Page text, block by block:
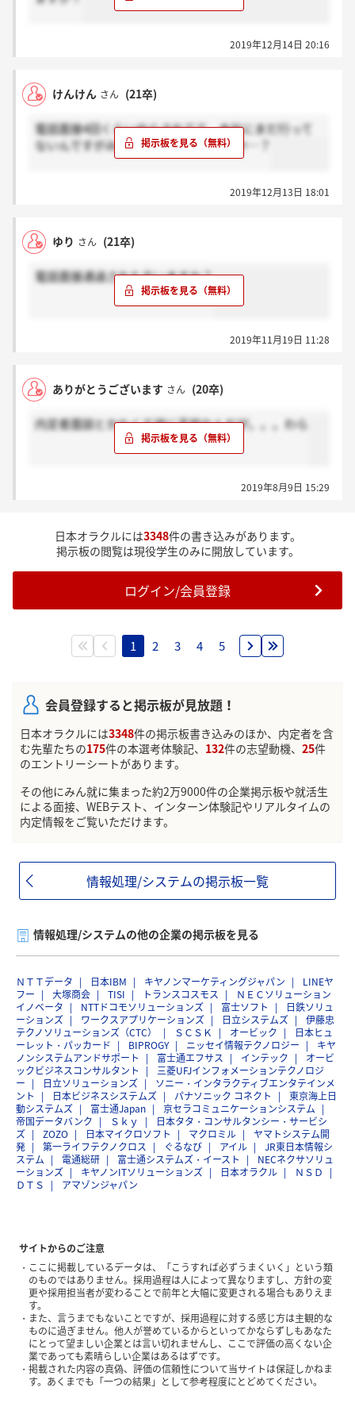
2019年12月14日 20:16
けんけん さん (21卒)
電話面接4回くらいやらされてて、本社にまだ行って
ないんですがみなさんそんなもんですか…？
2019年12月13日 18:01
ゆり さん (21卒)
電話面接通過された方いますか？
2019年11月19日 11:28
ありがとうございます さん (20卒)
内定者面談とかなくて逆に不安なんだが。。。わら
2019年8月9日 15:29
日本オラクルには3348件の書き込みがあります。
掲示板の閲覧は現役学生のみに開放しています。
ログイン/会員登録
1 2 3 4 5
会員登録すると掲示板が見放題！
日本オラクルには3348件の掲示板書き込みのほか、内定者を含
む先輩たちの175件の本選考体験記、 132件の志望動機、 25件
のエントリーシートがあります。
その他にみん就に集まった約2万9000件の企業掲示板や就活生
による面接、WEBテスト、インターン体験記やリアルタイムの
内定情報をご覧いただけます。
情報処理/システムの掲示板一覧
情報処理/システムの他の企業の掲示板を見る
ＮＴＴデータ 日本IBM キヤノンマーケティングジャパン
LINEヤ
フー
大塚商会 TISI トランスコスモス
ＮＥＣソリューション
イノベータ
NTTドコモソリューションズ 富士ソフト
日鉄ソリュ
ーションズ
ワークスアプリケーションズ 日立システムズ
伊藤忠
テクノソリューションズ（CTC）
ＳＣＳＫ オービック
日本ヒュ
ーレット・パッカード
BIPROGY ニッセイ情報テクノロジー
キヤ
ノンシステムアンドサポート
富士通エフサス インテック
オービ
ックビジネスコンサルタント
三菱UFJインフォメーションテクノロジ
ー
日立ソリューションズ
ソニー・インタラクティブエンタテインメ
ント
日本ビジネスシステムズ パナソニック コネクト
東京海上日
動システムズ
富士通Japan
京セラコミュニケーションシステム
帝国データバンク
Ｓｋｙ
日本タタ・コンサルタンシー・サービシ
ズ
ZOZO 日本マイクロソフト マクロミル
ヤマトシステム開
発
第一ライフテクノクロス ぐるなび アイル
JR東日本情報シ
ステム
電通総研 富士通システムズ・イースト
NECネクサソリュ
ーションズ
キヤノンITソリューションズ 日本オラクル
ＮＳＤ
ＤＴＳ
アマゾンジャパン
サイトからのご注意
ここに掲載しているデータは、「こうすれば必ずうまくいく」という類
のものではありません。採用過程は人によって異なりますし、方針の変
更や採用担当者が変わることで前年と大幅に変更される場合もありえま
す。
また、言うまでもないことですが、採用過程に対する感じ方は主観的な
ものに過ぎません。他人が誉めているからといってかならずしもあなた
にとって望ましい企業とは言い切れませんし、ここで評価の高くない企
業であっても素晴らしい企業はあるはずです。
掲載された内容の真偽、評価の信頼性について当サイトは保証しかねま
す。あくまでも「一つの結果」として参考程度にとどめてください。